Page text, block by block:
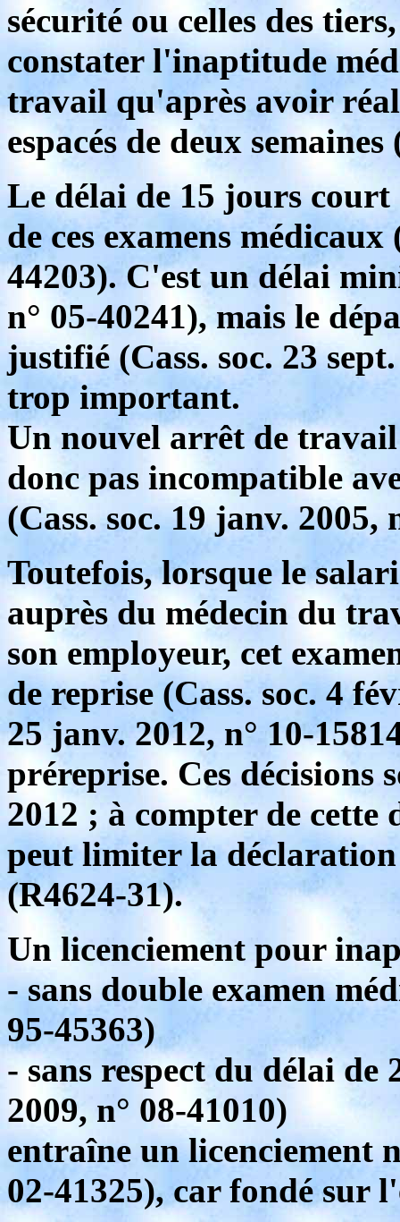
sécurité ou celles des
constater l'inaptitude
travail qu'après avoir
espacés de deux
Le délai de 15 jours
de ces examens médicaux
44203). C'est un délai
n° 05-40241), mais le
justifié (Cass. soc. 23
trop important.
Un nouvel arrêt de
donc pas incompatible
(Cass. soc. 19 janv. 2005,
Toutefois, lorsque le
auprès du médecin du
son employeur, cet
de reprise (Cass. soc. 4
25 janv. 2012, n° 10-
préreprise. Ces décisions
2012 ; à compter de cette
peut limiter la
(R4624-31).
Un licenciement pour
- sans double examen
95-45363)
- sans respect du délai de
2009, n° 08-41010)
entraîne un licenciement
02-41325), car fondé sur